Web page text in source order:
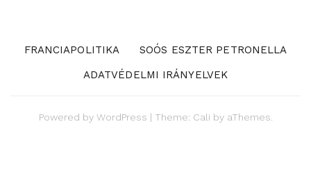
FRANCIAPOLITIKA
SOÓS ESZTER PETRONELLA
ADATVÉDELMI IRÁNYELVEK
Powered by WordPress | Theme: Cali by aThemes.